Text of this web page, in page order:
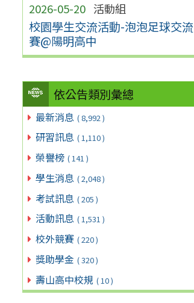
2026-05-20 活動組
校園學生交流活動-泡泡足球交流
賽@陽明高中
依公告類別彙總
最新消息 ( 8,992 )
研習訊息 ( 1,110 )
榮譽榜 ( 141 )
學生消息 ( 2,048 )
考試訊息 ( 205 )
活動訊息 ( 1,531 )
校外競賽 ( 220 )
獎助學金 ( 320 )
壽山高中校規 ( 10 )